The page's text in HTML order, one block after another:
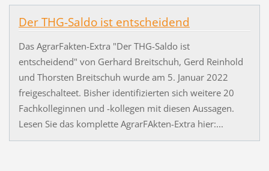
Der THG-Saldo ist entscheidend
Das AgrarFakten-Extra "Der THG-Saldo ist
entscheidend" von Gerhard Breitschuh, Gerd Reinhold
und Thorsten Breitschuh wurde am 5. Januar 2022
freigeschalteet. Bisher identifizierten sich weitere 20
Fachkolleginnen und -kollegen mit diesen Aussagen.
Lesen Sie das komplette AgrarFAkten-Extra hier:...